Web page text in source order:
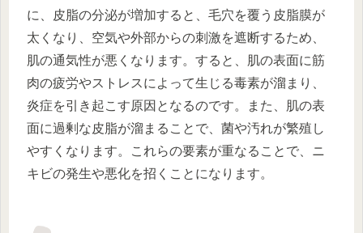
に、皮脂の分泌が増加すると、毛穴を覆う皮脂膜が
太くなり、空気や外部からの刺激を遮断するため、
肌の通気性が悪くなります。すると、肌の表面に筋
肉の疲労やストレスによって生じる毒素が溜まり、
炎症を引き起こす原因となるのです。また、肌の表
面に過剰な皮脂が溜まることで、菌や汚れが繁殖し
やすくなります。これらの要素が重なることで、ニ
キビの発生や悪化を招くことになります。